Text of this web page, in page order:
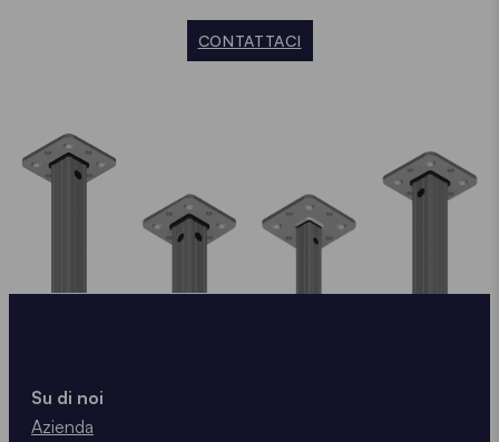
CONTATTACI
Su di noi
Azienda